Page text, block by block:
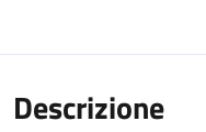
Descrizione